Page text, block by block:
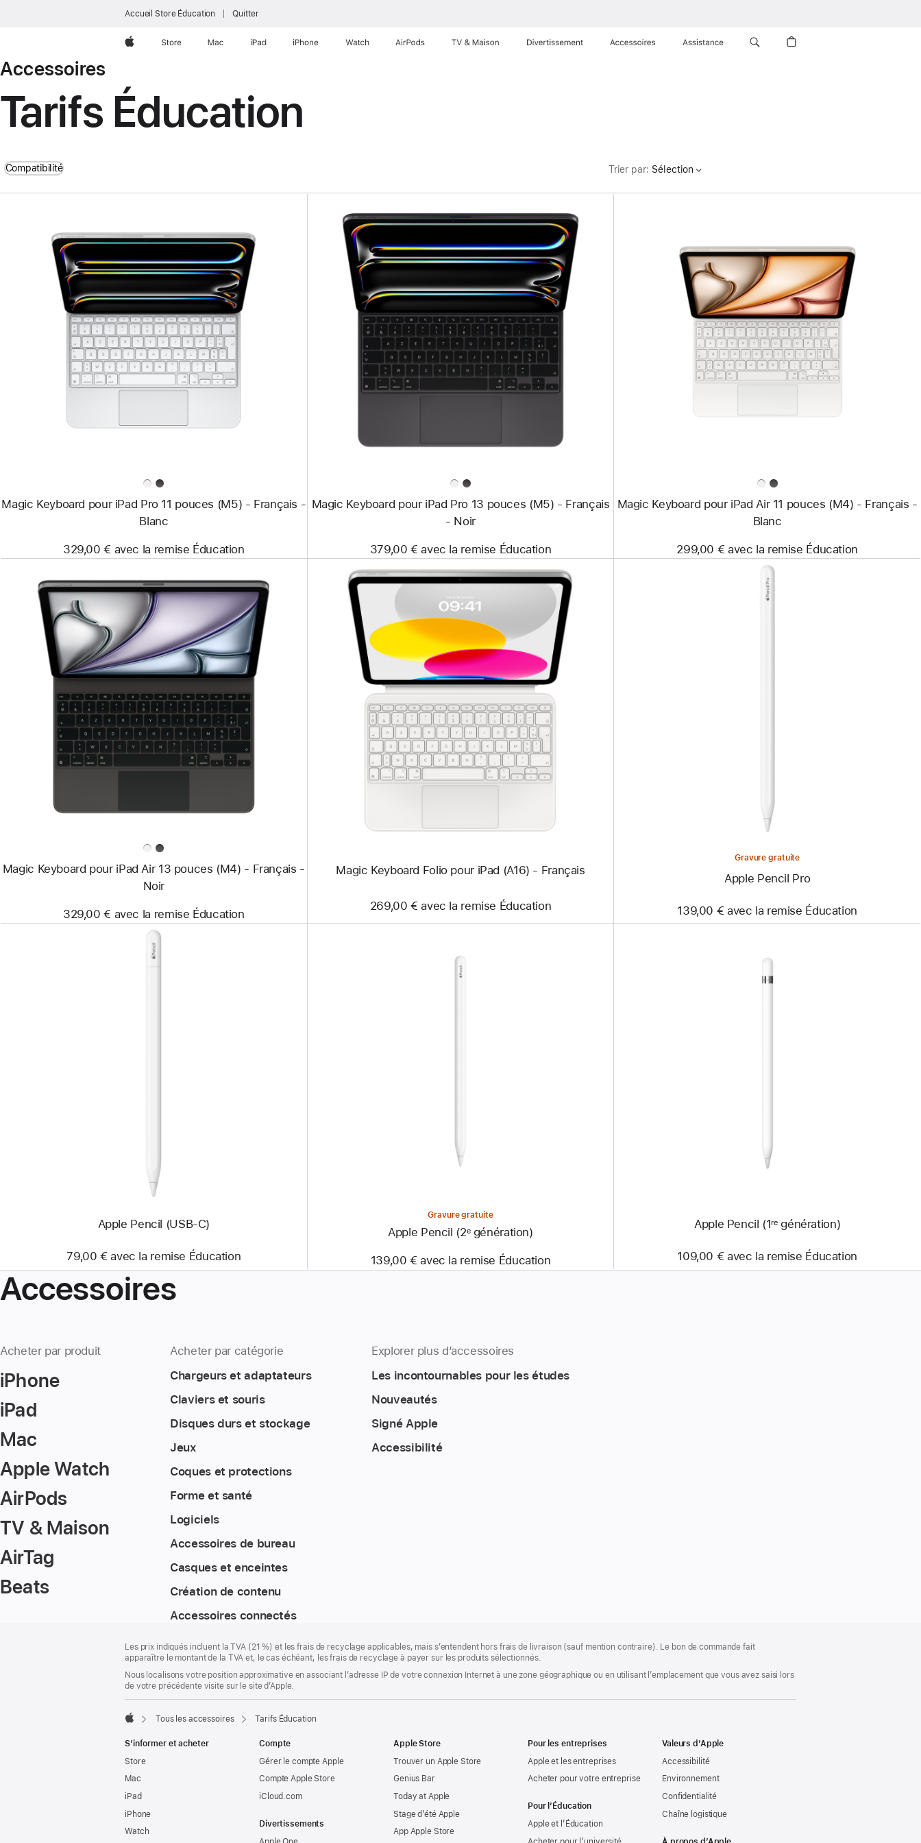
Accueil Store Éducation Quitter
AppleStore Mac iPad iPhone Watch AirPods TV & Maison Divertissements Accessoires Assistance
Accessoires
Tarifs Éducation
Compatibilité Trier par: Sélection
Précédent
Image
-
Magic
Keyboard
pour
iPad Pro
-
Magic Keyboard pour iPad Pro 11 pouces (M5) - Français -
Blanc
329,00 € avec la remise Éducation
Précédent
Image
-
Magic
Keyboard
pour
iPad Pro
-
Magic Keyboard pour iPad Pro 13 pouces (M5) - Français
- Noir
379,00 € avec la remise Éducation
Précédent
Image
-
Magic
Keyboard
pour
Magic Keyboard pour iPad Air 11 pouces (M4) - Français -
Blanc
299,00 € avec la remise Éducation
Précédent
Image
-
Magic
Keyboard
pour
iPad Air
13 pouces
-
Magic Keyboard pour iPad Air 13 pouces (M4) - Français -
Noir
329,00 € avec la remise Éducation
Précédent
-
Magic Keyboard
Folio
pour
iPad
(A16)
-
Magic Keyboard Folio pour iPad (A16) - Français
269,00 € avec la remise Éducation
Gravure gratuite
Apple Pencil Pro
139,00 € avec la remise Éducation
Apple Pencil (USB-C)
79,00 € avec la remise Éducation
Gravure gratuite
Apple Pencil (2ᵉ génération)
139,00 € avec la remise Éducation
Apple Pencil (1ʳᵉ génération)
109,00 € avec la remise Éducation
Accessoires
Acheter par produit
iPhone
iPad
Mac
Apple Watch
AirPods
TV & Maison
AirTag
Beats
Acheter par catégorie
Chargeurs et adaptateurs
Claviers et souris
Disques durs et stockage
Jeux
Coques et protections
Forme et santé
Logiciels
Accessoires de bureau
Casques et enceintes
Création de contenu
Accessoires connectés
Explorer plus d’accessoires
Les incontournables pour les études
Nouveautés
Signé Apple
Accessibilité
de
page
de
bas
de
page
Les prix indiqués incluent la TVA (21 %) et les frais de recyclage applicables, mais s’entendent hors frais de livraison (sauf mention contraire). Le bon de commande fait
apparaître le montant de la TVA et, le cas échéant, les frais de recyclage à payer sur les produits sélectionnés.
Nous localisons votre position approximative en associant l’adresse IP de votre connexion Internet à une zone géographique ou en utilisant l’emplacement que vous avez saisi lors
de votre précédente visite sur le site d’Apple.
Tous les accessoires Tarifs Éducation
S’informer et acheter
Store
Mac
iPad
iPhone
Watch
Compte
Gérer le compte Apple
Compte Apple Store
iCloud.com
Divertissements
Apple Store
Trouver un Apple Store
Genius Bar
Today at Apple
Stage d’été Apple
App Apple Store
Pour les entreprises
Apple et les entreprises
Acheter pour votre entreprise
Pour l’Éducation
Apple et l’Éducation
Valeurs d’Apple
Accessibilité
Environnement
Confidentialité
Chaîne logistique